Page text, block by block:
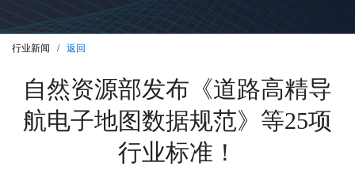
行业新闻 / 返回
自然资源部发布《道路高精导
航电子地图数据规范》等25项
行业标准！